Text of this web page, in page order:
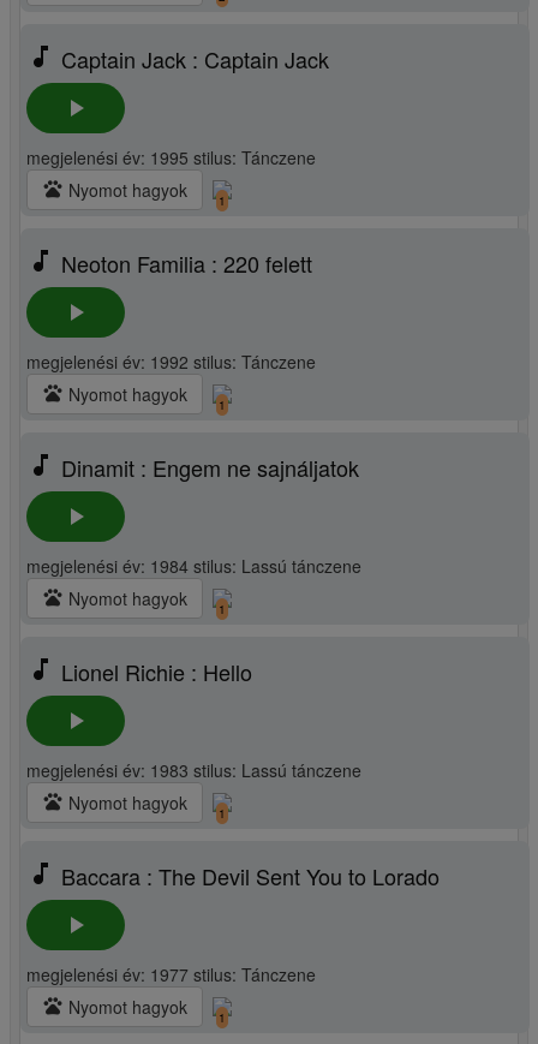
music_note Captain Jack : Captain Jack
play_arrow
megjelenési év: 1995 stilus: Tánczene
pets Nyomot hagyok 1
music_note Neoton Familia : 220 felett
play_arrow
megjelenési év: 1992 stilus: Tánczene
pets Nyomot hagyok 1
music_note Dinamit : Engem ne sajnáljatok
play_arrow
megjelenési év: 1984 stilus: Lassú tánczene
pets Nyomot hagyok 1
music_note Lionel Richie : Hello
play_arrow
megjelenési év: 1983 stilus: Lassú tánczene
pets Nyomot hagyok 1
music_note Baccara : The Devil Sent You to Lorado
play_arrow
megjelenési év: 1977 stilus: Tánczene
pets Nyomot hagyok 1